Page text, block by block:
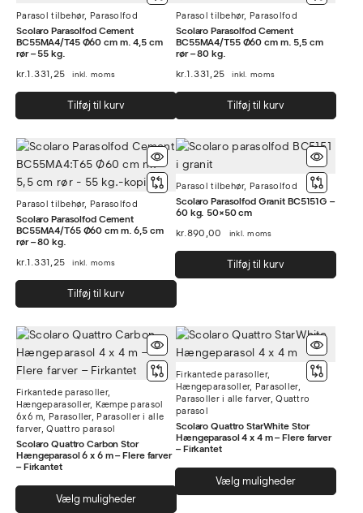
Parasol tilbehør, Parasolfod
Scolaro Parasolfod Cement
BC55MA4/T45 Ø60 cm m. 4,5 cm
rør – 55 kg.
kr.1.331,25 inkl. moms
Tilføj til kurv
Parasol tilbehør, Parasolfod
Scolaro Parasolfod Cement
BC55MA4/T55 Ø60 cm m. 5,5 cm
rør – 80 kg.
kr.1.331,25 inkl. moms
Tilføj til kurv
Parasol tilbehør, Parasolfod
Scolaro Parasolfod Cement
BC55MA4/T65 Ø60 cm m. 6,5 cm
rør – 80 kg.
kr.1.331,25 inkl. moms
Tilføj til kurv
Parasol tilbehør, Parasolfod
Scolaro Parasolfod Granit BC5151G –
60 kg. 50×50 cm
kr.890,00 inkl. moms
Tilføj til kurv
Firkantede parasoller,
Hængeparasoller, Kæmpe parasol
6x6 m, Parasoller, Parasoller i alle
farver,Quattro parasol
Scolaro Quattro Carbon Stor
Hængeparasol 6 x 6 m – Flere farver
– Firkantet
Vælg muligheder
Dette
Firkantede parasoller,
Hængeparasoller, Parasoller,
Parasoller i alle farver,Quattro
parasol
Scolaro Quattro StarWhite Stor
Hængeparasol 4 x 4 m – Flere farver
– Firkantet
Vælg muligheder
vare